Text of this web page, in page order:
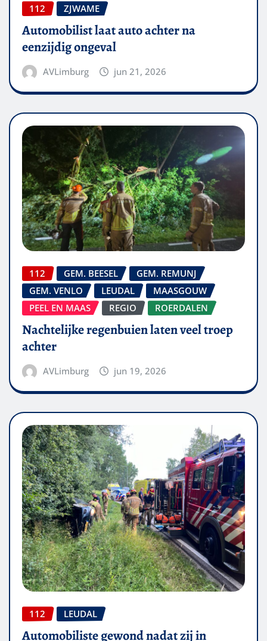
112 ZJWAME
Automobilist laat auto achter na
eenzijdig ongeval
AVLimburg jun 21, 2026
112 GEM. BEESEL
GEM. REMUNJ
GEM. VENLO
LEUDAL
MAASGOUW
PEEL EN MAAS
REGIO ROERDALEN
Nachtelijke regenbuien laten veel troep
achter
AVLimburg jun 19, 2026
112 LEUDAL
Automobiliste gewond nadat zij in